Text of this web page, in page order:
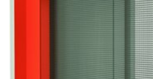
Dachboden­treppen